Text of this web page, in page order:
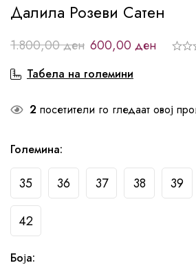
Далила Розеви Сатен
1.800,00ден 600,00 ден
Табела на големини
2 посетители го гледаат овој
Големина:
35 36 37 38 39
42
Боја: